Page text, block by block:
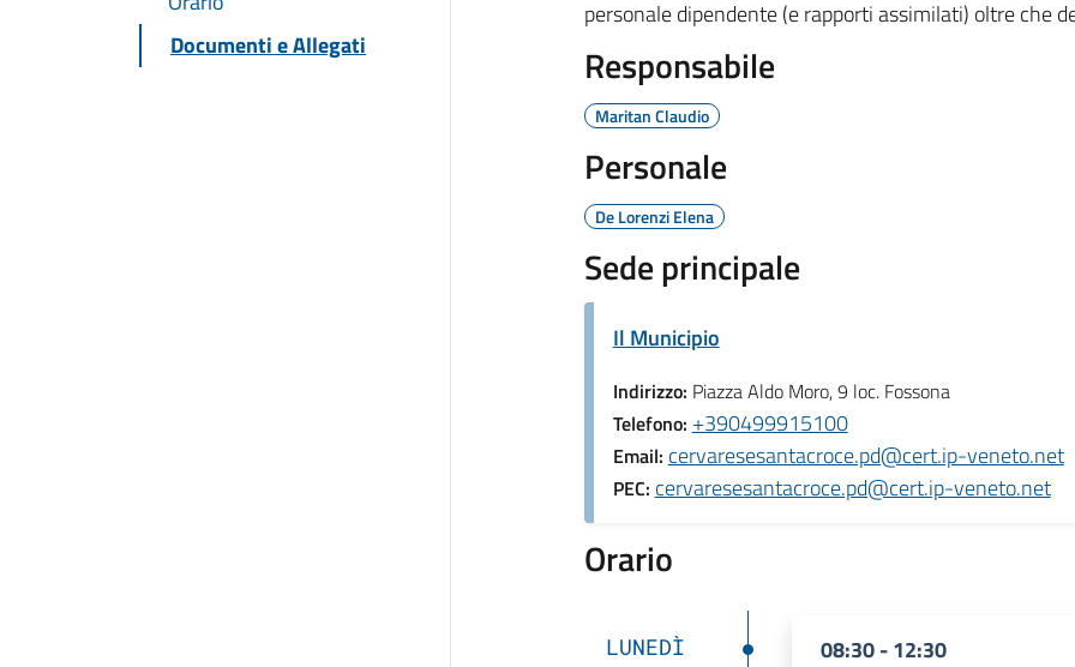
Documenti e Allegati
personale dipendente (e rapporti assimilati) oltre che
Responsabile
Maritan Claudio
Personale
De Lorenzi Elena
Sede principale
Il Municipio
Indirizzo: Piazza Aldo Moro, 9 loc. Fossona
Telefono: +390499915100
Email: cervaresesantacroce.pd@cert.ip-veneto.net
PEC: cervaresesantacroce.pd@cert.ip-veneto.net
Orario
LUNEDÌ 08:30 - 12:30